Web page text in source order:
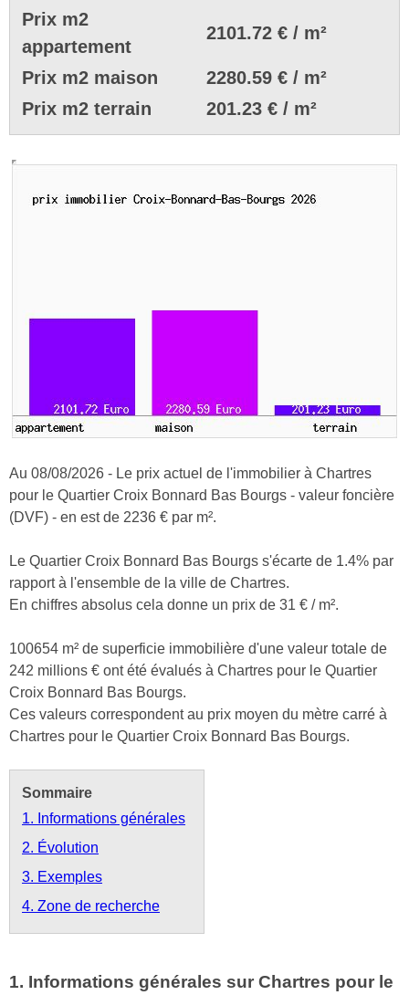
Prix m2
appartement
2101.72 € / m²
Prix m2 maison
2280.59 € / m²
Prix m2 terrain
201.23 € / m²
Au 08/08/2026 - Le prix actuel de l'immobilier à Chartres
pour le Quartier Croix Bonnard Bas Bourgs - valeur foncière
(DVF) - en est de 2236 € par m².
Le Quartier Croix Bonnard Bas Bourgs s'écarte de 1.4% par
rapport à l'ensemble de la ville de Chartres.
En chiffres absolus cela donne un prix de 31 € / m².
100654 m² de superficie immobilière d'une valeur totale de
242 millions € ont été évalués à Chartres pour le Quartier
Croix Bonnard Bas Bourgs.
Ces valeurs correspondent au prix moyen du mètre carré à
Chartres pour le Quartier Croix Bonnard Bas Bourgs.
Sommaire
1. Informations générales
2. Évolution
3. Exemples
4. Zone de recherche
1. Informations générales sur Chartres pour le